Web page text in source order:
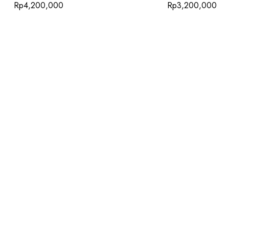
Rp4,200,000
Rp3,200,000